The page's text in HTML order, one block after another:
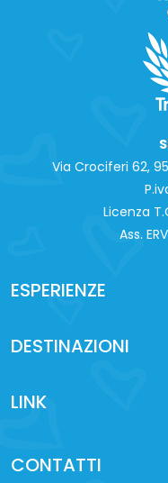
Via Crociferi 62,
Licenza
Ass.
ESPERIENZE
DESTINAZIONI
LINK
CONTATTI